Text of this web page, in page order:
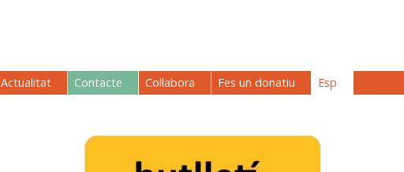
Actualitat Contacte Col·labora Fes un donatiu Esp